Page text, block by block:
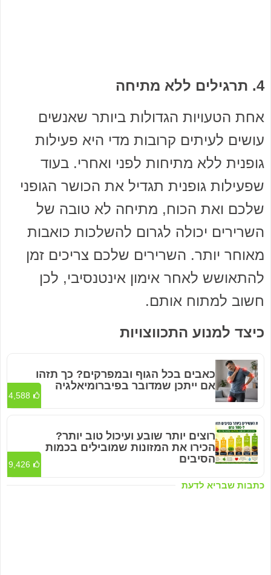
4. תרגילים ללא מתיחה
אחת הטעויות הגדולות ביותר שאנשים
עושים לעיתים קרובות מדי היא פעילות
גופנית ללא מתיחות לפני ואחרי. בעוד
שפעילות גופנית תגדיל את הכושר הגופני
שלכם ואת הכוח, מתיחה לא טובה של
השרירים יכולה לגרום להשלכות כואבות
מאוחר יותר. השרירים שלכם צריכים זמן
להתאושש לאחר אימון אינטנסיבי, לכן
חשוב למתוח אותם.
כיצד למנוע התכווצויות
כתבות שבריא לדעת
כאבים בכל הגוף ובמפרקים? כך תזהו
אם ייתכן שמדובר בפיברומיאלגיה
4,588
רוצים יותר שובע ועיכול טוב יותר?
הכירו את המזונות שמובילים בכמות
הסיבים
9,426